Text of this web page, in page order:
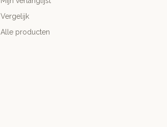
Vergelijk
Alle producten